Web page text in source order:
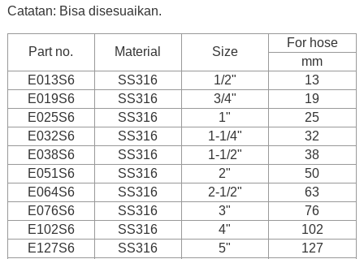
Catatan: Bisa disesuaikan.
Part no. Material Size
For hose
mm
E013S6
SS316 1/2"
13
E019S6
SS316 3/4"
19
E025S6
SS316 1"
25
E032S6
SS316 1-1/4"
32
E038S6
SS316 1-1/2"
38
E051S6
SS316 2"
50
E064S6
SS316 2-1/2"
63
E076S6
SS316 3"
76
E102S6
SS316 4"
102
E127S6
SS316 5"
127